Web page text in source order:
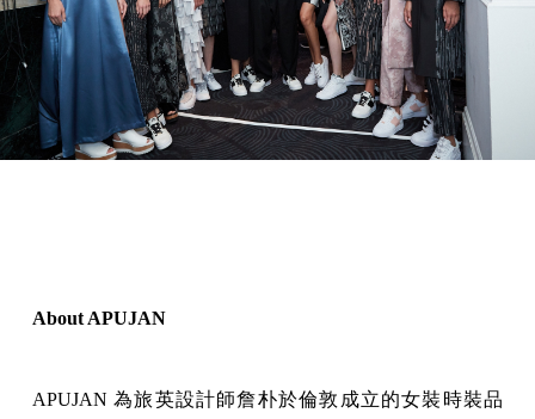
About APUJAN
APUJAN 為旅英設計師詹朴於倫敦成立的女裝時裝品